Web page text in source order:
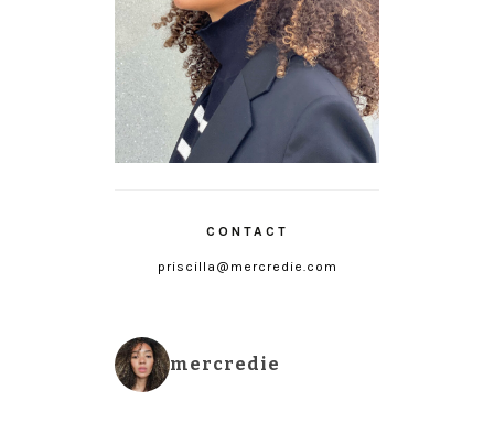
CONTACT
priscilla@mercredie.com
mercredie